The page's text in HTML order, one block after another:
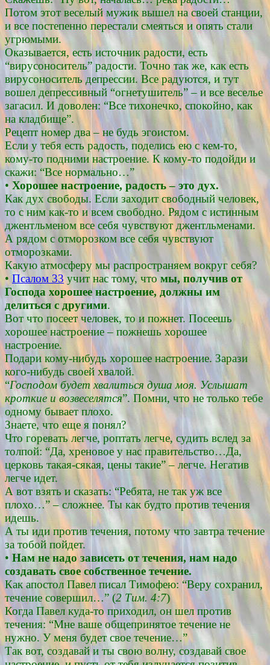
Потом этот веселый мужик вышел на своей станции,
и все постепенно перестали смеяться и опять стали
угрюмыми.
Оказывается, есть источник радости, есть
“вирусоноситель” радости. Точно так же, как есть
вирусоноситель депрессии. Все радуются, и тут
вошел депрессивный “огнетушитель” – и все веселье
загасил. И доволен: “Все тихонечко, спокойно, как
на кладбище”.
Рецепт номер два – не будь эгоистом.
Если у тебя есть радость, поделись ею с кем-то,
кому-то подними настроение. К кому-то подойди и
скажи: “Все нормально…”
• Хорошее настроение, радость – это дух.
Как дух свободы. Если заходит свободный человек,
то с ним как-то и всем свободно. Рядом с истинным
джентльменом все себя чувствуют джентльменами.
А рядом с отморозком все себя чувствуют
отморозками.
Какую атмосферу мы распространяем вокруг себя?
• Псалом 33учит нас тому, чтомы, получив от
Господа хорошее настроение, должны им
делиться с другими.
Вот что посеет человек, то и пожнет. Посеешь
хорошее настроение – пожнешь хорошее
настроение.
Подари кому-нибудь хорошее настроение. Зарази
кого-нибудь своей хвалой.
“Господом будет хвалиться душа моя. Услышат
кроткие и возвеселятся”. Помни, что не только тебе
одному бывает плохо.
Знаете, что еще я понял?
Что горевать легче, роптать легче, судить вслед за
толпой: “Да, хреновое у нас правительство…Да,
церковь такая-сякая, цены такие” – легче. Негатив
легче идет.
А вот взять и сказать: “Ребята, не так уж все
плохо…” – сложнее. Ты как будто против течения
идешь.
А ты иди против течения, потому что завтра течение
за тобой пойдет.
• Нам не надо зависеть от течения, нам надо
создавать свое собственное течение.
Как апостол Павел писал Тимофею: “Веру сохранил,
течение совершил…” (2 Тим. 4:7)
Когда Павел куда-то приходил, он шел против
течения: “Мне ваше общепринятое течение не
нужно. У меня будет свое течение…”
Так вот, создавай и ты свою волну, создавай свое